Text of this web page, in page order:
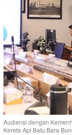
Audiensi dengan
Kereta Api Batu Bara